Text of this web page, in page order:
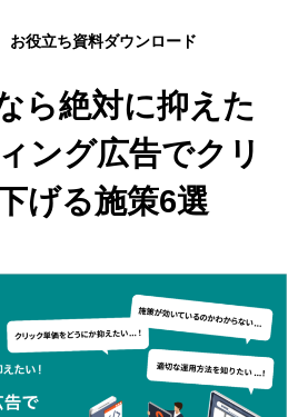
診断
ついて
ド
お役立ち資料ダウンロード
ら絶対に抑えた
ング広告でクリ
げる施策6選